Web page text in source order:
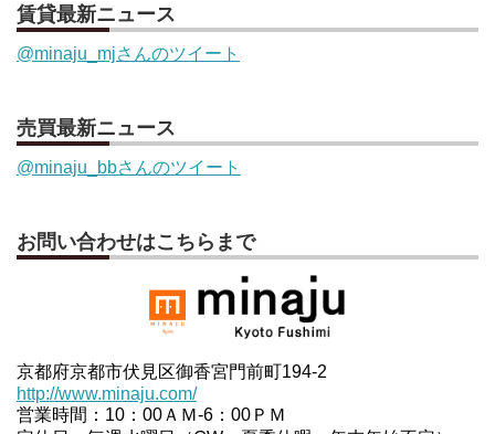
賃貸最新ニュース
@minaju_mjさんのツイート
売買最新ニュース
@minaju_bbさんのツイート
お問い合わせはこちらまで
京都府京都市伏見区御香宮門前町194-2
http://www.minaju.com/
営業時間：10：00ＡＭ-6：00ＰＭ